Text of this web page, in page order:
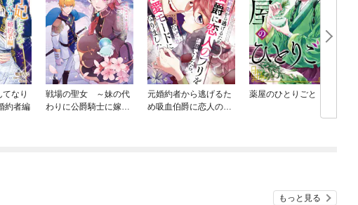
なり
約者編
戦場の聖女 ～妹の代
わりに公爵騎士に嫁ぐ
元婚約者から逃げるた
め吸血伯爵に恋人のフ
薬屋のひとりごと
もっと見る